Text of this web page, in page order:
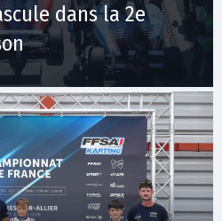
dans la 2e